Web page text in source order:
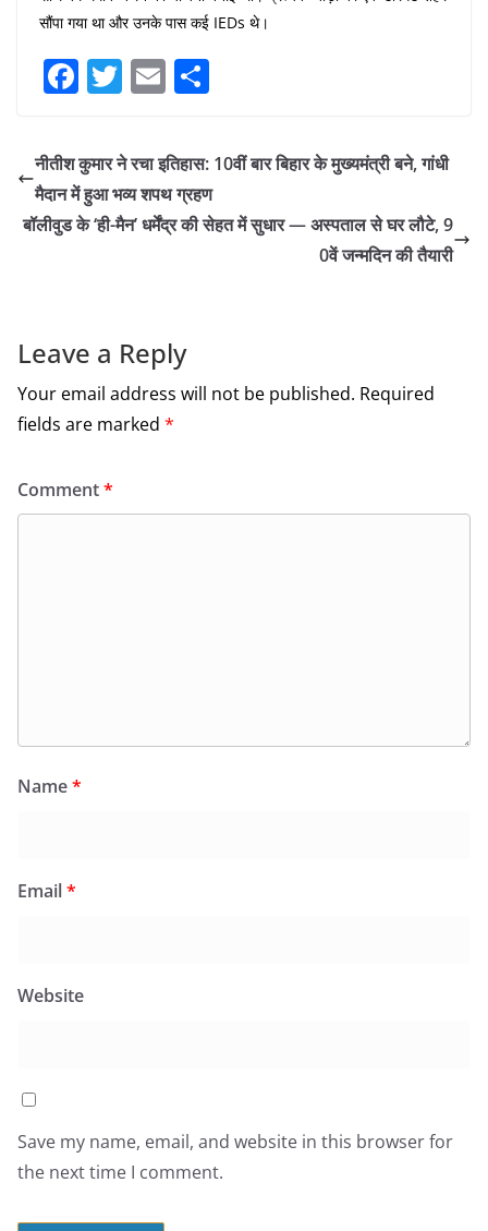
सौंपा गया था और उनके पास कई IEDs थे।
F
c
e
b
T
itt
er
E
ai
l
ar
e
नीतीश कुमार ने रचा इतिहास: 10वीं बार बिहार के मुख्यमंत्री बने, गांधी
मैदान में हुआ भव्य शपथ ग्रहण
बॉलीवुड के ‘ही-मैन’ धर्मेंद्र की सेहत में सुधार — अस्पताल से घर लौटे, 9
0वें जन्मदिन की तैयारी
Leave a Reply
Your email address will not be published. Required
fields are marked *
Comment*
Name*
Email*
Website
Save my name, email, and website in this browser for
the next time I comment.